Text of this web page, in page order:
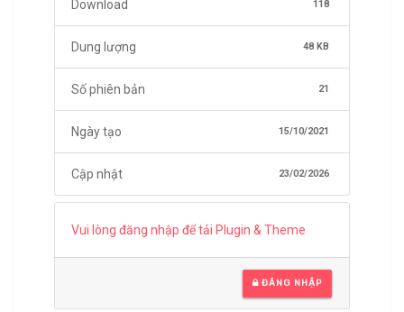
Download 118
Dung lượng 48 KB
Số phiên bản 21
Ngày tạo 15/10/2021
Cập nhật 23/02/2026
Vui lòng đăng nhập để tải Plugin & Theme
ĐĂNG NHẬP